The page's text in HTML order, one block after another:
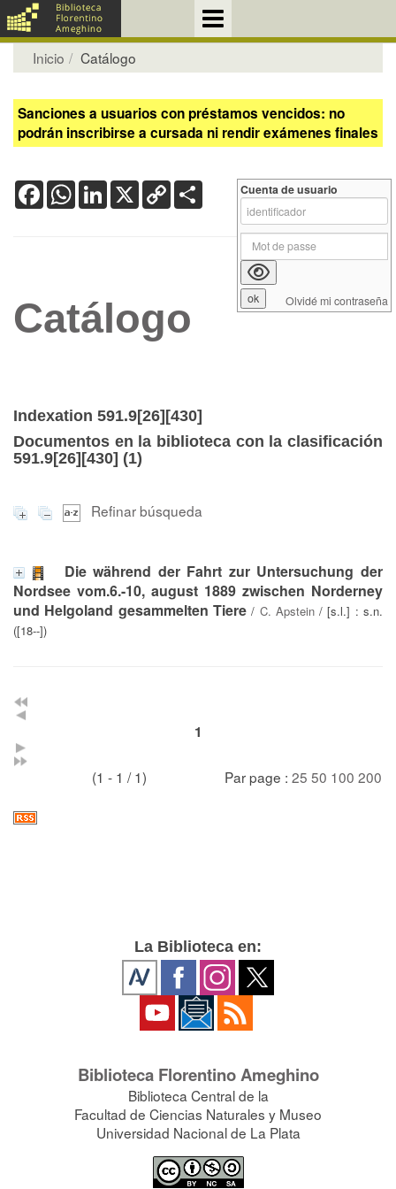
Inicio Catálogo
Sanciones a usuarios con préstamos vencidos: no
podrán inscribirse a cursada ni rendir exámenes finales
FacebookWhatsApp
LinkedIn
X Copy
Link
Catálogo
Indexation 591.9[26][430]
Documentos en la biblioteca con la clasificación
591.9[26][430] (1)
Refinar búsqueda
Die während der Fahrt zur Untersuchung der
Nordsee vom.6.-10, august 1889 zwischen Norderney
und Helgoland gesammelten Tiere/ C. Apstein/ [s.l.] : s.n.
([18--])
1
(1 - 1 / 1) Par page : 25 50 100 200
Cuenta de usuario
Olvidé mi contraseña
La Biblioteca en:
Biblioteca Florentino Ameghino
Biblioteca Central de la
Facultad de Ciencias Naturales y Museo
Universidad Nacional de La Plata